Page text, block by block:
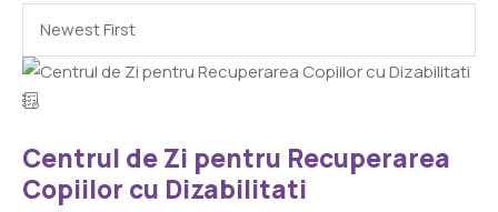
Centrul de Zi pentru Recuperarea
Copiilor cu Dizabilitati